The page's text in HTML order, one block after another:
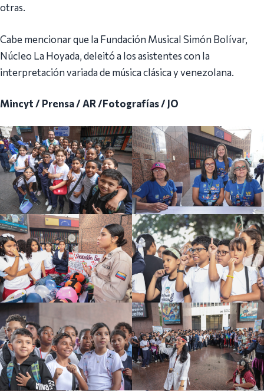
otras.
Cabe mencionar que la Fundación Musical Simón Bolívar,
Núcleo La Hoyada, deleitó a los asistentes con la
interpretación variada de música clásica y venezolana.
Mincyt / Prensa / AR /Fotografías / JO